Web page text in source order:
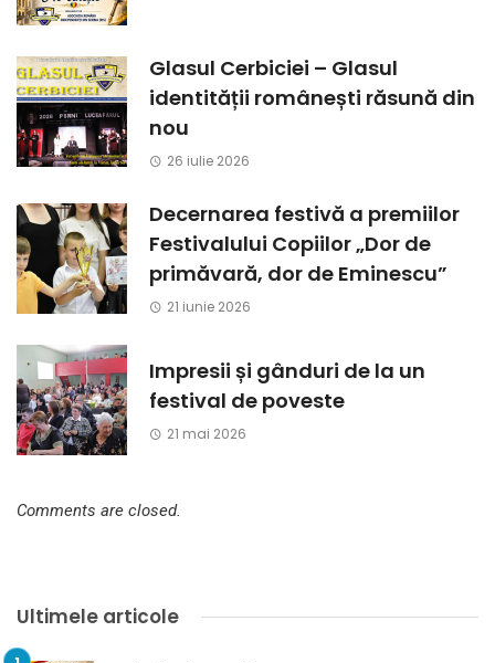
Glasul Cerbiciei – Glasul
identității românești răsună din
nou
26 iulie 2026
Decernarea festivă a premiilor
Festivalului Copiilor „Dor de
primăvară, dor de Eminescu”
21 iunie 2026
Impresii și gânduri de la un
festival de poveste
21 mai 2026
Comments are closed.
Ultimele articole